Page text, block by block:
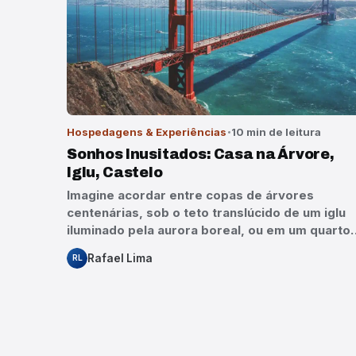
Hospedagens & Experiências 10 min de leitura
Sonhos Inusitados: Casa na Árvore,
Iglu, Castelo
Imagine acordar entre copas de árvores
centenárias, sob o teto translúcido de um iglu
iluminado pela aurora boreal, ou em um
RL Rafael Lima